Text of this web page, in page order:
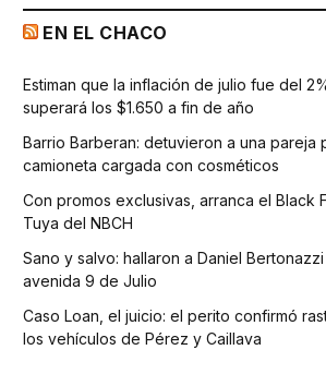
EN EL CHACO
Estiman que la inflación de julio fue del
superará los $1.650 a fin de año
Barrio Barberan: detuvieron a una pareja
camioneta cargada con cosméticos
Con promos exclusivas, arranca el Black
Tuya del NBCH
Sano y salvo: hallaron a Daniel
avenida 9 de Julio
Caso Loan, el juicio: el perito confirmó
los vehículos de Pérez y Caillava